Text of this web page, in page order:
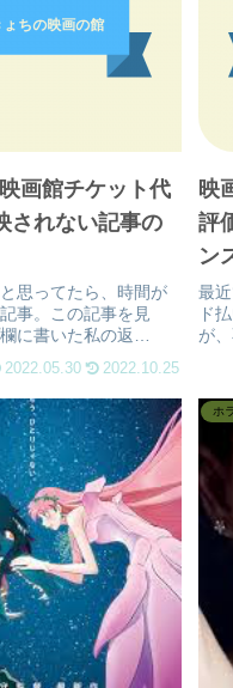
画館チケット代
されない記事の
思ってたら、時間が
事。この記事を見
に書いた私の返
画館スタッフ視点で
ですが、この記事を読
面もありました。記
は出来ないので、こ
2022.05.30 2022.10.25
映
評
ン
最
ド
が
す
サ
安
ホ